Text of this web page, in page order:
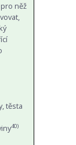
něž
těsta
40)